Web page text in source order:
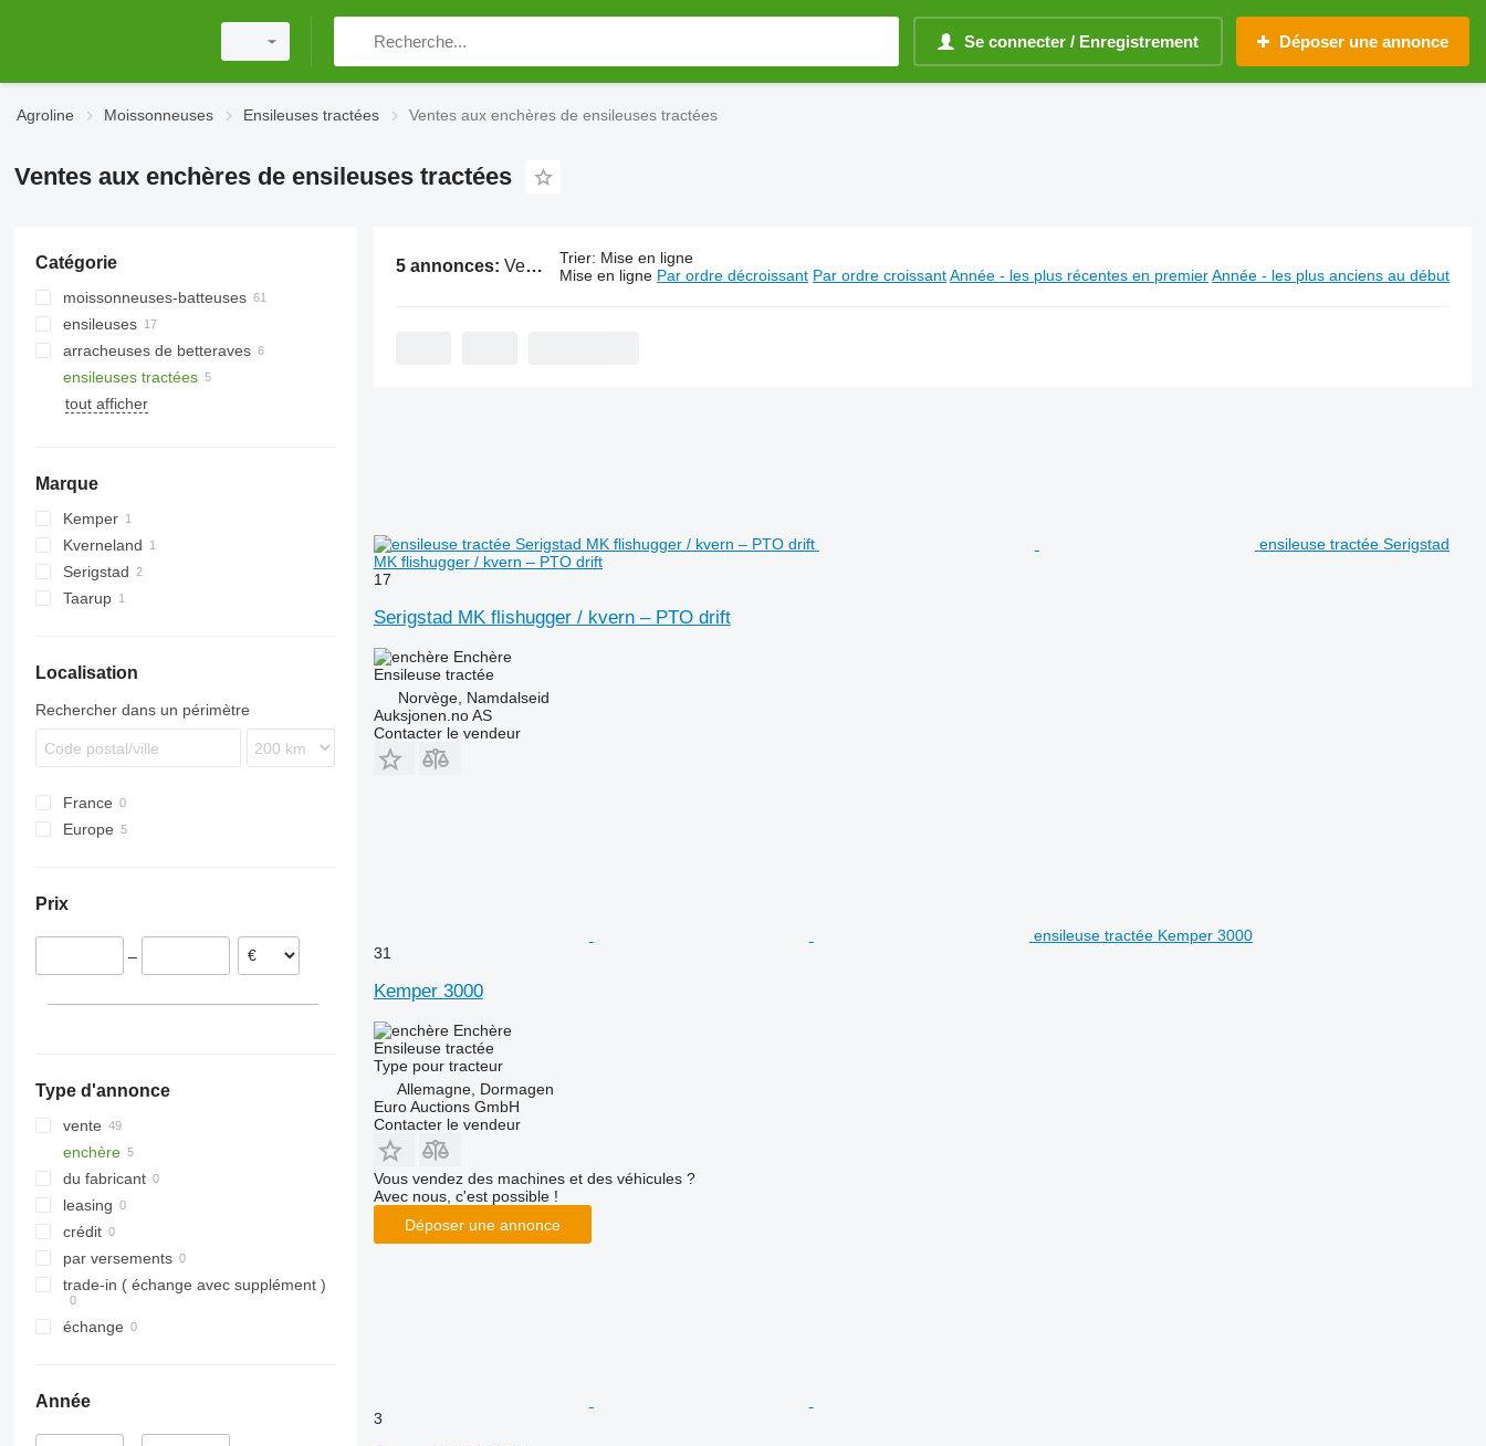
Se connecter / Enregistrement Déposer une annonce
Agroline Moissonneuses Ensileuses tractées Ventes aux enchères de ensileuses tractées
Ventes aux enchères de ensileuses tractées
Catégorie
moissonneuses-batteuses
ensileuses
arracheuses de betteraves
ensileuses tractées
tout afficher
Marque
Kemper
Kverneland
Serigstad
FS
Taarup
Localisation
Rechercher dans un périmètre
France
Europe
Prix
–
Type d'annonce
vente
enchère
du fabricant
leasing
crédit
par versements
trade-in ( échange avec supplément )
échange
Année
5 annonces: Ventes aux enchères de ensileuses tractées Trier: Mise en ligne
Mise en ligne Par ordre décroissant Par ordre croissant Année - les plus récentes en premier Année - les plus anciens au début
ensileuse tractée Serigstad
MK flishugger / kvern – PTO drift
17
Serigstad MK flishugger / kvern – PTO drift
Enchère
Ensileuse tractée
Norvège, Namdalseid
Auksjonen.no AS
Contacter le vendeur
ensileuse tractée Kemper 3000
31
Kemper 3000
Enchère
Ensileuse tractée
Type pour tracteur
Allemagne, Dormagen
Euro Auctions GmbH
Contacter le vendeur
Vous vendez des machines et des véhicules ?
Avec nous, c'est possible !
Déposer une annonce
3